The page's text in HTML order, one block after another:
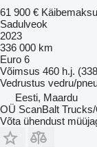
61 900 €
Sadulveok
2023
336 000 km
Euro 6
Võimsus 460 h.j.
Vedrustus vedru/
Eesti, Maardu
OÜ ScanBalt
Võta ühendust